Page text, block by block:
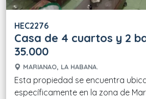
HEC2276
Casa de 4 cuartos y 2
35.000
MARIANAO, LA HABANA.
Esta propiedad se encuentra
específicamente en la zona de